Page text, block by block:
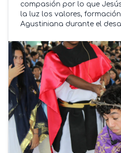
compasión por lo que
la luz los valores,
Agustiniana durante el